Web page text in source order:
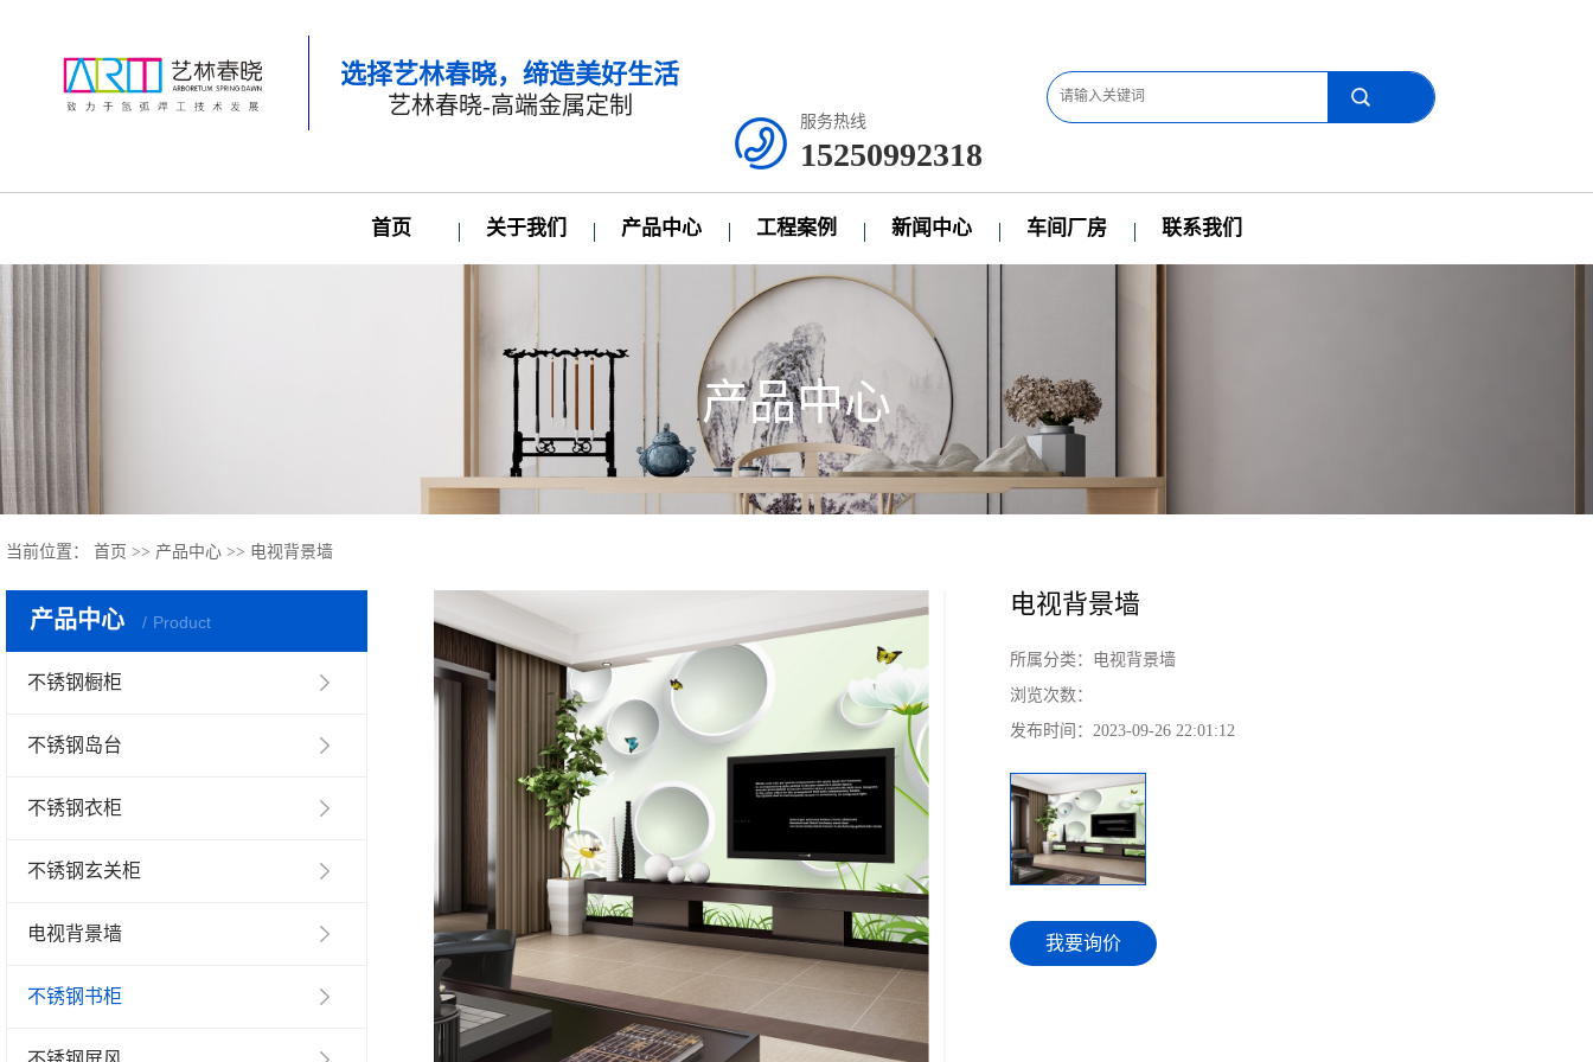
选择艺林春晓，缔造美好生活
艺林春晓-高端金属定制
服务热线
15250992318
首页 关于我们 产品中心 工程案例 新闻中心 车间厂房 联系我们
产品中心
当前位置： 首页 >> 产品中心 >> 电视背景墙
产品中心 Product
不锈钢橱柜
不锈钢岛台
不锈钢衣柜
不锈钢玄关柜
电视背景墙
不锈钢书柜
电视背景墙
所属分类： 电视背景墙
浏览次数：
发布时间：2023-09-26 22:01:12
我要询价